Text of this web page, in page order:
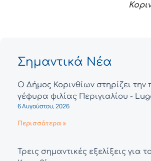
Σημαντικά Νέα
Ο Δήμος Κορινθίων στηρίζει την
γέφυρα φιλίας Περιγιαλίου -
6 Αυγούστου, 2026
Περισσότερα »
Τρεις σημαντικές εξελίξεις για